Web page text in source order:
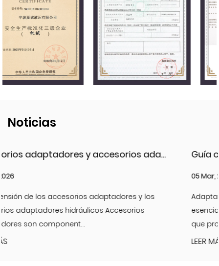
Noticias
Accesorios adaptadores y accesorios adaptadores hidráulicos: tipos, materiales y mejores prácticas
Adaptador hidráulico accesorios JIC son
esenciales en los sistemas hidráulicos de alta
que proporcion...